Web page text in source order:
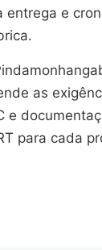
entrega e
as
e
para cada